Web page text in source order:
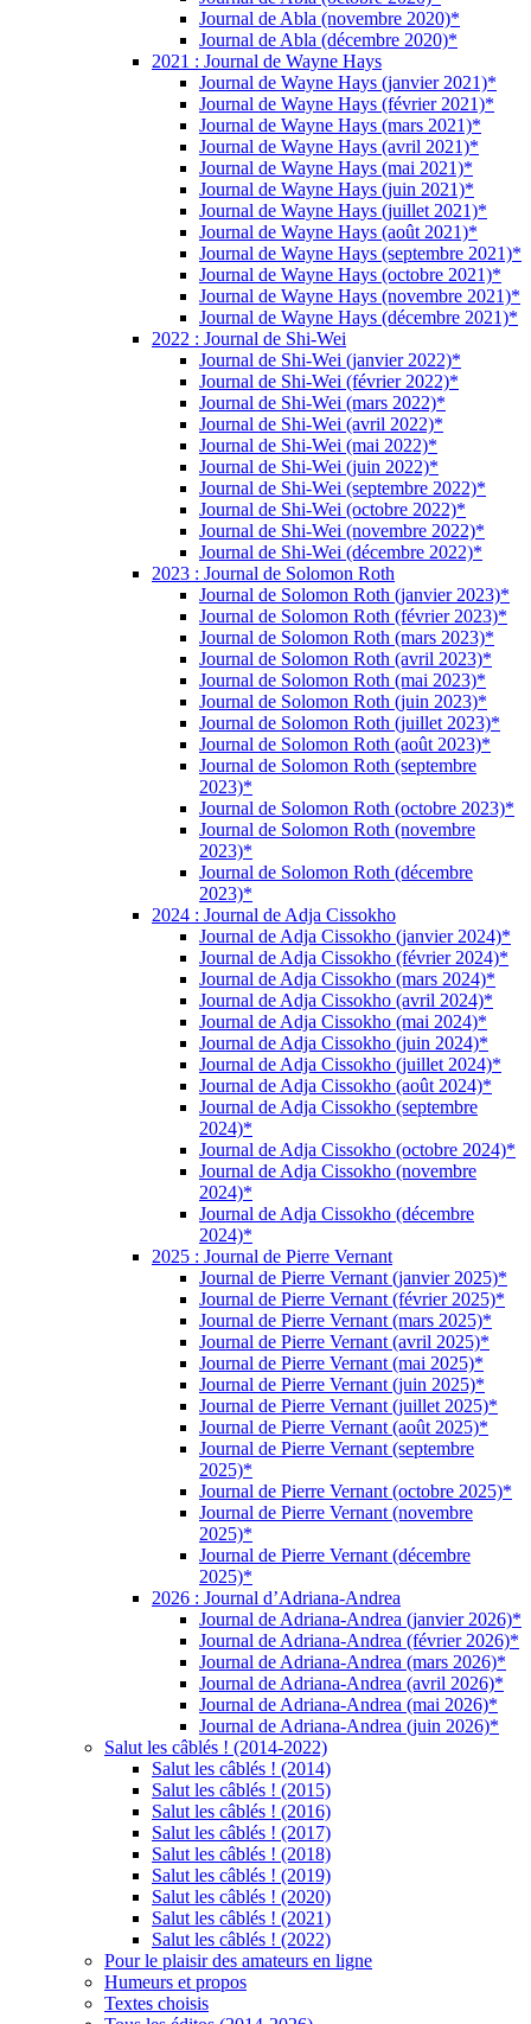
Journal de Abla (novembre 2020)*
Journal de Abla (décembre 2020)*
2021 : Journal de Wayne Hays
Journal de Wayne Hays (janvier 2021)*
Journal de Wayne Hays (février 2021)*
Journal de Wayne Hays (mars 2021)*
Journal de Wayne Hays (avril 2021)*
Journal de Wayne Hays (mai 2021)*
Journal de Wayne Hays (juin 2021)*
Journal de Wayne Hays (juillet 2021)*
Journal de Wayne Hays (août 2021)*
Journal de Wayne Hays (septembre 2021)*
Journal de Wayne Hays (octobre 2021)*
Journal de Wayne Hays (novembre 2021)*
Journal de Wayne Hays (décembre 2021)*
2022 : Journal de Shi-Wei
Journal de Shi-Wei (janvier 2022)*
Journal de Shi-Wei (février 2022)*
Journal de Shi-Wei (mars 2022)*
Journal de Shi-Wei (avril 2022)*
Journal de Shi-Wei (mai 2022)*
Journal de Shi-Wei (juin 2022)*
Journal de Shi-Wei (septembre 2022)*
Journal de Shi-Wei (octobre 2022)*
Journal de Shi-Wei (novembre 2022)*
Journal de Shi-Wei (décembre 2022)*
2023 : Journal de Solomon Roth
Journal de Solomon Roth (janvier 2023)*
Journal de Solomon Roth (février 2023)*
Journal de Solomon Roth (mars 2023)*
Journal de Solomon Roth (avril 2023)*
Journal de Solomon Roth (mai 2023)*
Journal de Solomon Roth (juin 2023)*
Journal de Solomon Roth (juillet 2023)*
Journal de Solomon Roth (août 2023)*
Journal de Solomon Roth (septembre
2023)*
Journal de Solomon Roth (octobre 2023)*
Journal de Solomon Roth (novembre
2023)*
Journal de Solomon Roth (décembre
2023)*
2024 : Journal de Adja Cissokho
Journal de Adja Cissokho (janvier 2024)*
Journal de Adja Cissokho (février 2024)*
Journal de Adja Cissokho (mars 2024)*
Journal de Adja Cissokho (avril 2024)*
Journal de Adja Cissokho (mai 2024)*
Journal de Adja Cissokho (juin 2024)*
Journal de Adja Cissokho (juillet 2024)*
Journal de Adja Cissokho (août 2024)*
Journal de Adja Cissokho (septembre
2024)*
Journal de Adja Cissokho (octobre 2024)*
Journal de Adja Cissokho (novembre
2024)*
Journal de Adja Cissokho (décembre
2024)*
2025 : Journal de Pierre Vernant
Journal de Pierre Vernant (janvier 2025)*
Journal de Pierre Vernant (février 2025)*
Journal de Pierre Vernant (mars 2025)*
Journal de Pierre Vernant (avril 2025)*
Journal de Pierre Vernant (mai 2025)*
Journal de Pierre Vernant (juin 2025)*
Journal de Pierre Vernant (juillet 2025)*
Journal de Pierre Vernant (août 2025)*
Journal de Pierre Vernant (septembre
2025)*
Journal de Pierre Vernant (octobre 2025)*
Journal de Pierre Vernant (novembre
2025)*
Journal de Pierre Vernant (décembre
2025)*
2026 : Journal d’Adriana-Andrea
Journal de Adriana-Andrea (janvier 2026)*
Journal de Adriana-Andrea (février 2026)*
Journal de Adriana-Andrea (mars 2026)*
Journal de Adriana-Andrea (avril 2026)*
Journal de Adriana-Andrea (mai 2026)*
Journal de Adriana-Andrea (juin 2026)*
Salut les câblés ! (2014-2022)
Salut les câblés ! (2014)
Salut les câblés ! (2015)
Salut les câblés ! (2016)
Salut les câblés ! (2017)
Salut les câblés ! (2018)
Salut les câblés ! (2019)
Salut les câblés ! (2020)
Salut les câblés ! (2021)
Salut les câblés ! (2022)
Pour le plaisir des amateurs en ligne
Humeurs et propos
Textes choisis